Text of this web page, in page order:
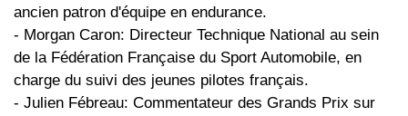
ancien patron d'équipe en endurance.
- Morgan Caron: Directeur Technique National au sein
de la Fédération Française du Sport Automobile, en
charge du suivi des jeunes pilotes français.
- Julien Fébreau: Commentateur des Grands Prix sur